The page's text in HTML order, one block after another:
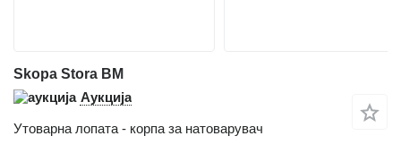
Skopa Stora BM
Аукција
Утоварна лопата - корпа за натоварувач